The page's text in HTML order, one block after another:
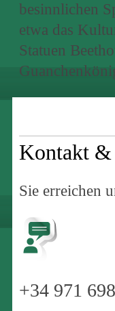
besinnlichen
etwa das
Statuen
Kontakt &
Sie erreichen
+34 971